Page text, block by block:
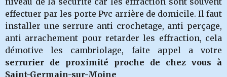
effectuer par les porte Pvc arrière de domicile. Il faut
installer une serrure anti crochetage, anti perçage,
anti arrachement pour retarder les effraction, cela
démotive les cambriolage, faite appel a votre
serrurier de proximité proche de chez vous à
Saint-Germain-sur-Moine